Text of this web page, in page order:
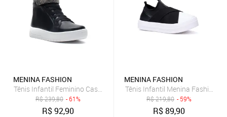
MENINA FASHION
Tênis Infantil Feminino Casual Cano Alto Com Strass Da Moda
R$239,80 - 61%
R$92,90
MENINA FASHION
Tênis Infantil Menina Fashion
R$219,80 - 59%
R$89,90